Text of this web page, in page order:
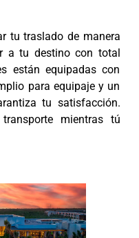
tu traslado de manera
a tu destino con total
están equipadas con
para equipaje y un
tu satisfacción.
mientras tú